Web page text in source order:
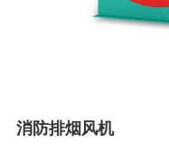
消防排烟风机